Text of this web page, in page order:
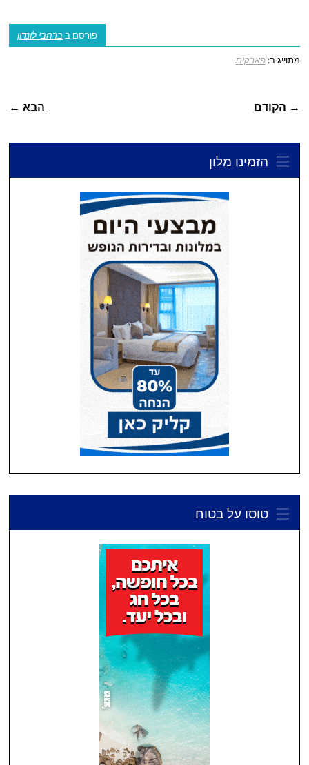
פורסם ב ברחבי לונדון
מתוייג ב:פארקים.
→ הקודם הבא ←
הזמינו מלון
טוסו על בטוח